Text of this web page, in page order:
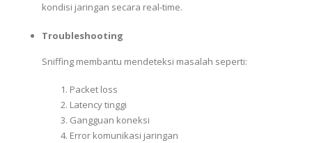
kondisi jaringan secara real-time.
Troubleshooting
Sniffing membantu mendeteksi masalah seperti:
Packet loss
Latency tinggi
Gangguan koneksi
Error komunikasi jaringan